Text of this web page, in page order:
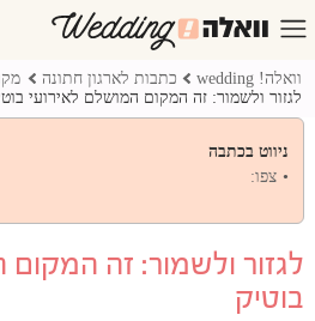
וואלה! wedding כתבות לארגון חתונה
לגזור ולשמור: זה המקום המושלם לאירועי
ניווט בכתבה
צפו:
לגזור ולשמור: זה המקום
בוטיק